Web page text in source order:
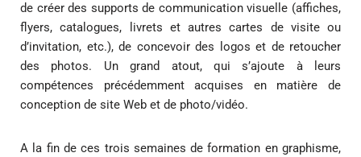
de créer des supports de communication visuelle (affiches,
flyers, catalogues, livrets et autres cartes de visite ou
d’invitation, etc.), de concevoir des logos et de retoucher
des photos. Un grand atout, qui s’ajoute à leurs
compétences précédemment acquises en matière de
conception de site Web et de photo/vidéo.
A la fin de ces trois semaines de formation en graphisme,